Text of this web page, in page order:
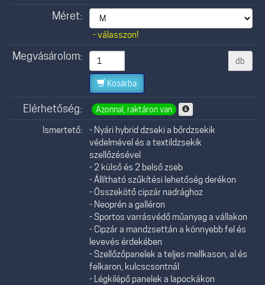
Méret:
- válasszon!
Megvásárolom: db
Kosárba
Elérhetőség: Azonnal, raktáron van
Ismertető:
- Nyári hybrid dzseki a bőrdzsekik
védelmével és a textildzsekik
szellőzésével
- 2 külső és 2 belső zseb
- Állítható szűkítési lehetőség derékon
- Összekötő cipzár nadrághoz
- Neoprén a galléron
- Sportos varrásvédő műanyag a vállakon
- Cipzár a mandzsettán a könnyebb fel és
levevés érdekében
- Szellőzőpanelek a teljes mellkason, al és
felkaron, kulcscsontnál
- Légkilépő panelek a lapockákon